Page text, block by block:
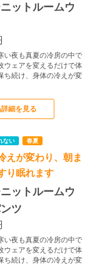
ットルームウ
い夜も真夏の冷房の中で
ウェアを変えるだけで体
ち続け、身体の冷えが変
細を見る
えが変わり、朝ま
り眠れます
ットルームウ
ツ
い夜も真夏の冷房の中で
ウェアを変えるだけで体
ち続け、身体の冷えが変